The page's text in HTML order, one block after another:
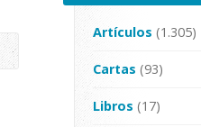
Artículos (1.305)
Cartas (93)
Libros (17)